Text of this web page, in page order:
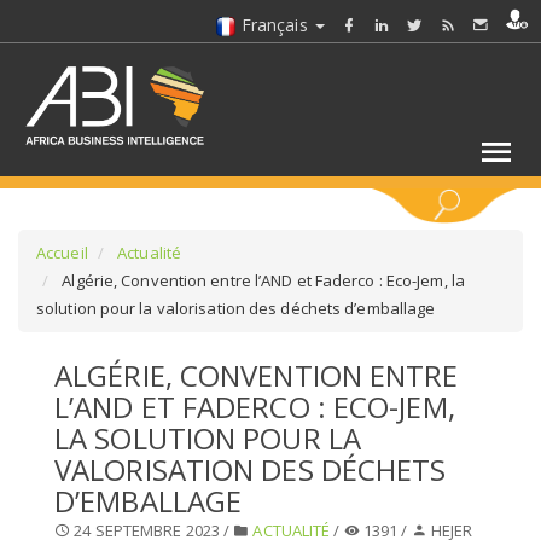
Français
SÉLECTIONNEZ UN DOSSIER
SELECTIONNEZ UNE SECTION
SÉLECTIONNEZ UNE CATÉGORIE
Accueil
Actualité
Algérie, Convention entre l’AND et Faderco : Eco-Jem, la
solution pour la valorisation des déchets d’emballage
ALGÉRIE, CONVENTION ENTRE
L’AND ET FADERCO : ECO-JEM,
LA SOLUTION POUR LA
VALORISATION DES DÉCHETS
D’EMBALLAGE
24 SEPTEMBRE 2023 / ACTUALITÉ / 1391 / HEJER